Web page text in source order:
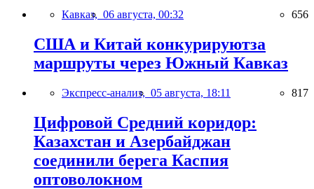
Кавказ, 06 августа, 00:32 656
США и Китай конкурируютза
маршруты через Южный Кавказ
Экспресс-анализ, 05 августа, 18:11 817
Цифровой Средний коридор:
Казахстан и Азербайджан
соединили берега Каспия
оптоволокном